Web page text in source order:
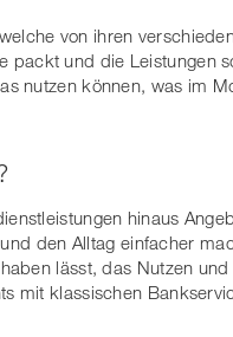
von ihren
packt und die Leistungen
nutzen können, was im
hinaus
den Alltag einfacher
lässt, das Nutzen
mit klassischen